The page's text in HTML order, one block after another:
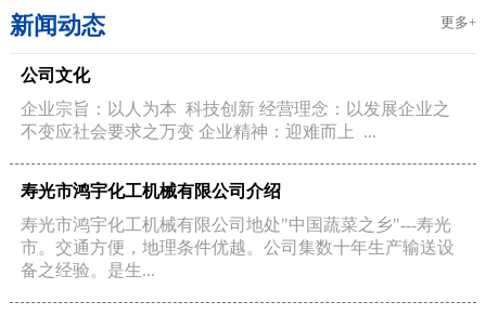
更多+
新闻动态
公司文化
企业宗旨：以人为本 科技创新 经营理念：以发展企业之
不变应社会要求之万变 企业精神：迎难而上 ...
寿光市鸿宇化工机械有限公司介绍
寿光市鸿宇化工机械有限公司地处"中国蔬菜之乡"---寿光
市。交通方便，地理条件优越。公司集数十年生产输送设
备之经验。是生...